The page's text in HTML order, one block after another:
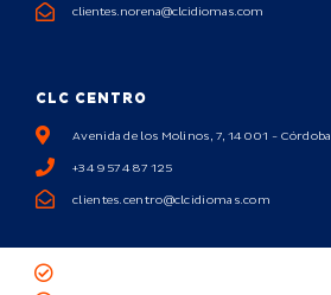
CLC CENTRO
Avenida de los Molinos, 7, 14001 - Córdoba
+34 957 487 125
clientes.centro@clcidiomas.com
clientes.norena@clcidiomas.com